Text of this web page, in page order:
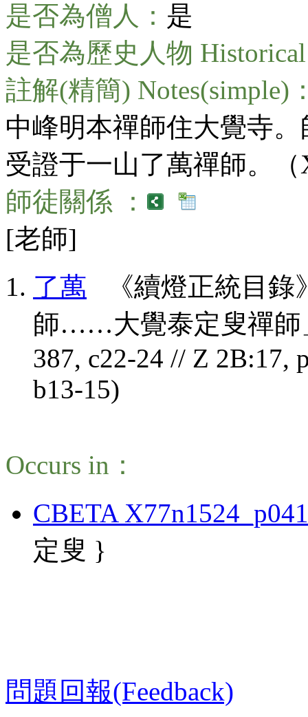
是否為僧人： 是
是否為歷史人物 Historical
註解(精簡) Notes(simple)
中峰明本禪師住大覺寺
受證于一山了萬禪師。（
師徒關係 ：
[老師]
了萬 《續燈正統目錄
師……大覺泰定叟禪師
387, c22-24 // Z 2B:17,
b13-15)
Occurs in：
CBETA
定叟 }
問題回報(Feedback)